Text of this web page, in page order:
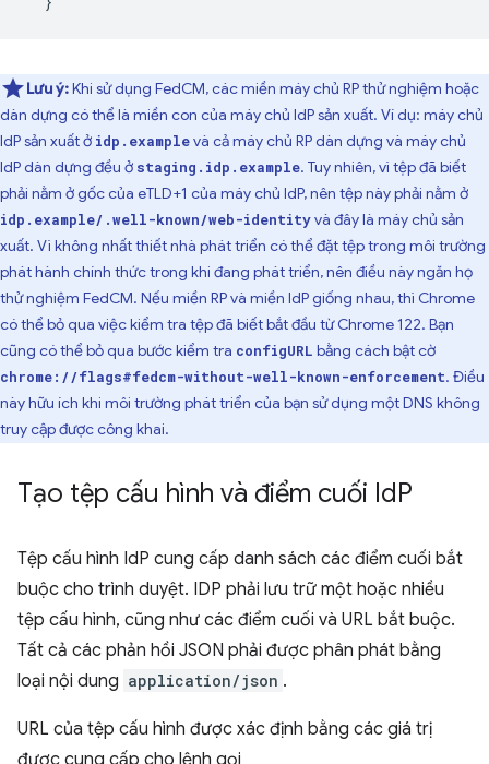
Lưu ý:Khi sử dụng FedCM, các miền máy chủ RP thử nghiệm hoặc
dàn dựng có thể là miền con của máy chủ IdP sản xuất. Ví dụ: máy chủ
IdP sản xuất ở idp.examplevà cả máy chủ RP dàn dựng và máy chủ
IdP dàn dựng đều ở staging.idp.example. Tuy nhiên, vì tệp đã biết
phải nằm ở gốc của eTLD+1 của máy chủ IdP, nên tệp này phải nằm ở
idp.example/.well-known/web-identityvà đây là máy chủ sản
xuất. Vì không nhất thiết nhà phát triển có thể đặt tệp trong môi trường
phát hành chính thức trong khi đang phát triển, nên điều này ngăn họ
thử nghiệm FedCM. Nếu miền RP và miền IdP giống nhau, thì Chrome
có thể bỏ qua việc kiểm tra tệp đã biết bắt đầu từ Chrome 122. Bạn
cũng có thể bỏ qua bước kiểm tra configURL bằng cách bật cờ
chrome://flags#fedcm-without-well-known-enforcement. Điều
này hữu ích khi môi trường phát triển của bạn sử dụng một DNS không
truy cập được công khai.
Tạo tệp cấu hình và điểm cuối IdP
Tệp cấu hình IdP cung cấp danh sách các điểm cuối bắt
buộc cho trình duyệt. IDP phải lưu trữ một hoặc nhiều
tệp cấu hình, cũng như các điểm cuối và URL bắt buộc.
Tất cả các phản hồi JSON phải được phân phát bằng
loại nội dung application/json .
URL của tệp cấu hình được xác định bằng các giá trị
được cung cấp cho lệnh gọi